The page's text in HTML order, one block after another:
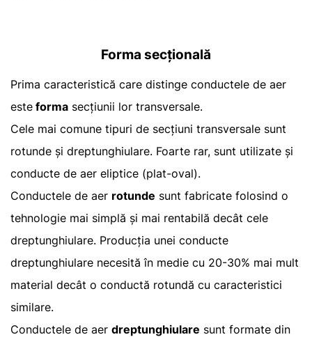
Forma secțională
Prima caracteristică care distinge conductele de aer
este forma secțiunii lor transversale.
Cele mai comune tipuri de secțiuni transversale sunt
rotunde și dreptunghiulare. Foarte rar, sunt utilizate și
conducte de aer eliptice (plat-oval).
Conductele de aer rotunde sunt fabricate folosind o
tehnologie mai simplă și mai rentabilă decât cele
dreptunghiulare. Producția unei conducte
dreptunghiulare necesită în medie cu 20-30% mai mult
material decât o conductă rotundă cu caracteristici
similare.
Conductele de aer dreptunghiulare sunt formate din